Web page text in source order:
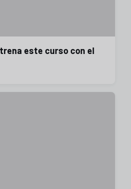
este curso con el